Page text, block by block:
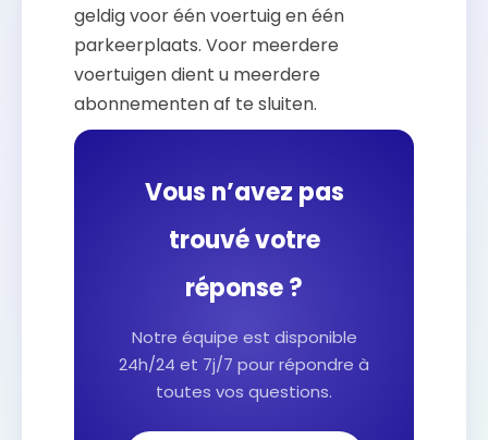
geldig voor één voertuig en één
parkeerplaats. Voor meerdere
voertuigen dient u meerdere
abonnementen af te sluiten.
Vous n’avez pas
trouvé votre
réponse ?
Notre équipe est disponible
24h/24 et 7j/7 pour répondre à
toutes vos questions.